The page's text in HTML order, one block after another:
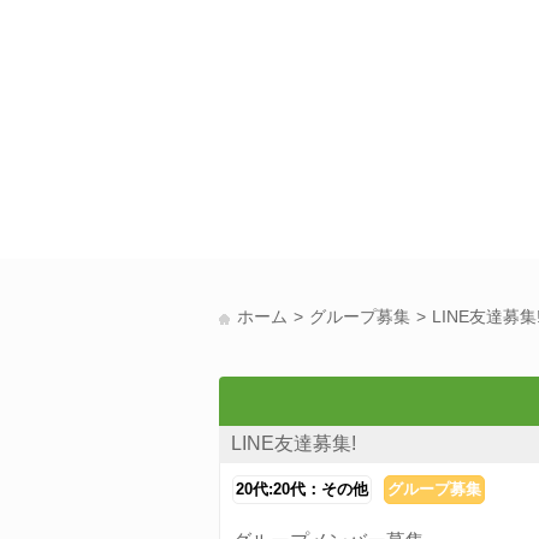
ホーム グループ募集 LINE友達募集!
LINE友達募集!
20代:20代：その他 グループ募集